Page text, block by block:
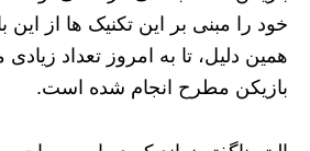
خود را مبنی بر این تکنیک ها از
همین دلیل، تا به امروز تعداد زیادی
بازیکن مطرح انجام شده است.